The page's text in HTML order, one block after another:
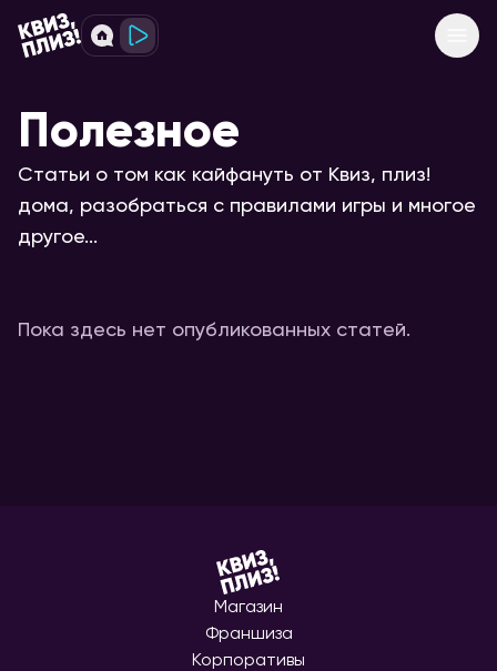
Полезное
Статьи о том как кайфануть от Квиз, плиз!
дома, разобраться с правилами игры и многое
другое...
Пока здесь нет опубликованных статей.
Магазин
Франшиза
Корпоративы